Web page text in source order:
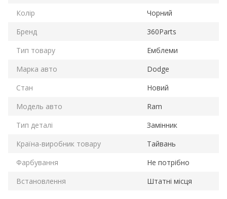
Колір
Чорний
Бренд
360Parts
Тип товару
Емблеми
Марка авто
Dodge
Стан
Новий
Модель авто
Ram
Тип деталі
Замінник
Країна-виробник товару
Тайвань
Фарбування
Не потрібно
Встановлення
Штатні місця